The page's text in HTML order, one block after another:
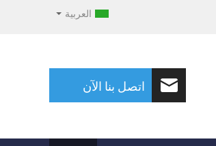
العربية
اتصل بنا الآن